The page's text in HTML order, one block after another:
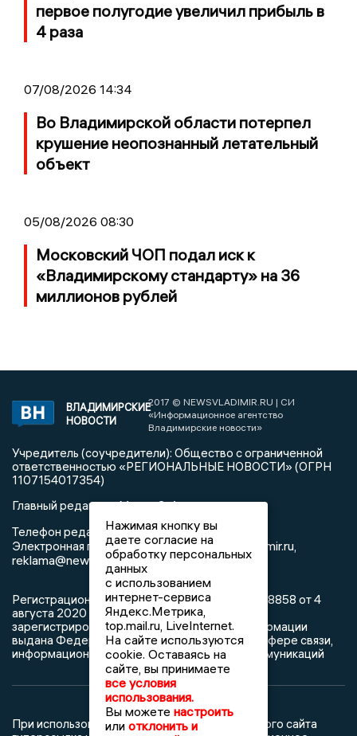
первое полугодие увеличил прибыль в
4 раза
07/08/2026 14:34
Во Владимирской области потерпел
крушение неопознанный летательный
объект
05/08/2026 08:30
Московский ЧОП подал иск к
«Владимирскому стандарту» на 36
миллионов рублей
ВЛАДИМИРСКИЕ
НОВОСТИ
2017 © NEWSVLADIMIR.RU | СИ
«Информационное агентство
Владимирские новости»
Учредитель (соучредители): Общество с ограниченной
ответственностью «РЕГИОНАЛЬНЫЕ НОВОСТИ» (ОГРН
1107154017354)
Главный редактор: Мазов С. А.
Телефон редакции:8 (4922) 666916
Электронная почта редакции:info@newsvladimir.ru
reklama@newsvladimir.ru
Регистрационный номер: серия Эл № ФС77-78858 от 4
августа 2020 г. согласно выписке из реестра
зарегистрированных средств массовой информации
выдана Федеральной службой по надзору в сфере связи,
информационных технологий и массовых коммуникаций
При использовании любого материала с данного сайта
Нажимая кнопку вы
даете согласие на
обработку персональных
данных
с использованием
интернет-сервиса
Яндекс.Метрика,
top.mail.ru, LiveInternet.
На сайте используются
cookie. Оставаясь на
сайте, вы принимаете
все условия
использования.
Вы можете настроить
или отклонить и